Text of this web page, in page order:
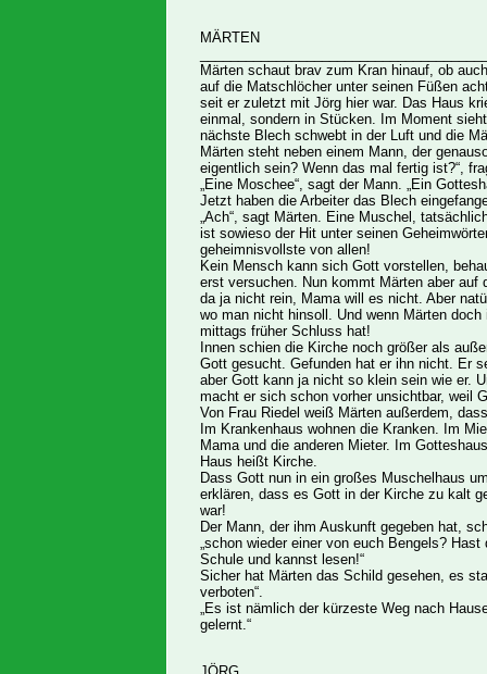
MÄRTEN
Märten schaut brav zum Kran hinauf, ob
auf die Matschlöcher unter seinen Füßen
seit er zuletzt mit Jörg hier war. Das Haus
einmal, sondern in Stücken. Im Moment
nächste Blech schwebt in der Luft und die
Märten steht neben einem Mann, der
eigentlich sein? Wenn das mal fertig ist?“,
„Eine Moschee“, sagt der Mann. „Ein
Jetzt haben die Arbeiter das Blech
„Ach“, sagt Märten. Eine Muschel,
ist sowieso der Hit unter seinen
geheimnisvollste von allen!
Kein Mensch kann sich Gott vorstellen,
erst versuchen. Nun kommt Märten aber
da ja nicht rein, Mama will es nicht. Aber
wo man nicht hinsoll. Und wenn Märten
mittags früher Schluss hat!
Innen schien die Kirche noch größer als
Gott gesucht. Gefunden hat er ihn nicht. Er
aber Gott kann ja nicht so klein sein wie er.
macht er sich schon vorher unsichtbar, weil
Von Frau Riedel weiß Märten außerdem,
Im Krankenhaus wohnen die Kranken. Im
Mama und die anderen Mieter. Im
Haus heißt Kirche.
Dass Gott nun in ein großes Muschelhaus
erklären, dass es Gott in der Kirche zu kalt
war!
Der Mann, der ihm Auskunft gegeben hat,
„schon wieder einer von euch Bengels?
Schule und kannst lesen!“
Sicher hat Märten das Schild gesehen, es
verboten“.
„Es ist nämlich der kürzeste Weg nach
gelernt.“